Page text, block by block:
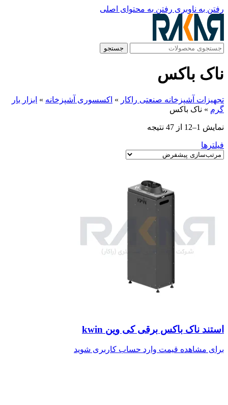
رفتن به ناوبری رفتن به محتوای اصلی
جستجو
ناک باکس
تجهیزات آشپزخانه صنعتی راکار » اکسسوری آشپزخانه » ابزار بار
گرم » ناک باکس
نمایش 1–12 از 47 نتیجه
فیلترها
استند ناک باکس برقی کی وین kwin
برای مشاهده قیمت وارد حساب کاربری شوید